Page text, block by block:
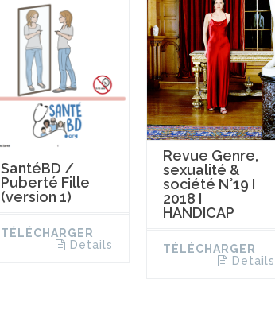
SantéBD /
Puberté Fille
(version 1)
TÉLÉCHARGER
Details
Revue Genre,
sexualité &
société N°19 I
2018 I
HANDICAP
TÉLÉCHARGER
Details